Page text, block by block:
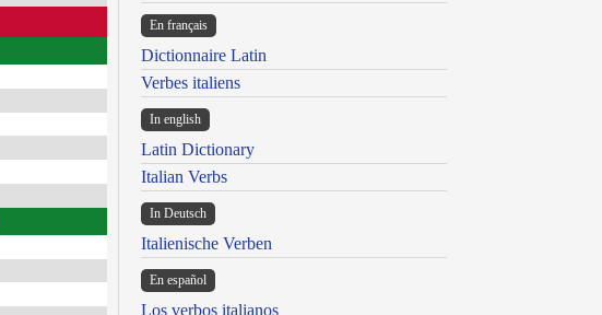
En français
Dictionnaire Latin
Verbes italiens
In english
Latin Dictionary
Italian Verbs
In Deutsch
Italienische Verben
En español
Los verbos italianos